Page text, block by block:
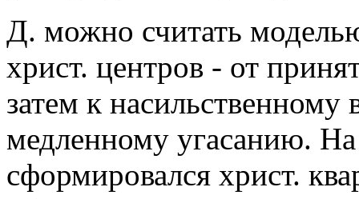
Д. можно считать
христ. центров - от
затем к
медленному угасанию.
сформировался христ.